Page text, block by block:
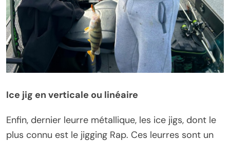
Ice jig en verticale ou linéaire
Enfin, dernier leurre métallique, les ice jigs, dont le
plus connu est le jigging Rap. Ces leurres sont un